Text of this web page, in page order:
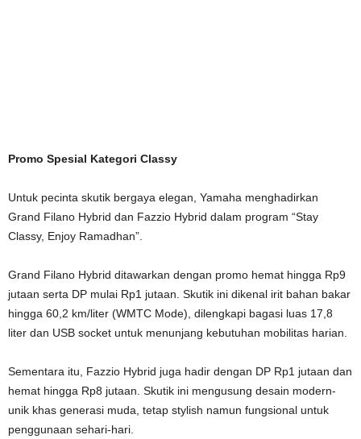
Promo Spesial Kategori Classy
Untuk pecinta skutik bergaya elegan, Yamaha menghadirkan
Grand Filano Hybrid dan Fazzio Hybrid dalam program “Stay
Classy, Enjoy Ramadhan”.
Grand Filano Hybrid ditawarkan dengan promo hemat hingga Rp9
jutaan serta DP mulai Rp1 jutaan. Skutik ini dikenal irit bahan bakar
hingga 60,2 km/liter (WMTC Mode), dilengkapi bagasi luas 17,8
liter dan USB socket untuk menunjang kebutuhan mobilitas harian.
Sementara itu, Fazzio Hybrid juga hadir dengan DP Rp1 jutaan dan
hemat hingga Rp8 jutaan. Skutik ini mengusung desain modern-
unik khas generasi muda, tetap stylish namun fungsional untuk
penggunaan sehari-hari.